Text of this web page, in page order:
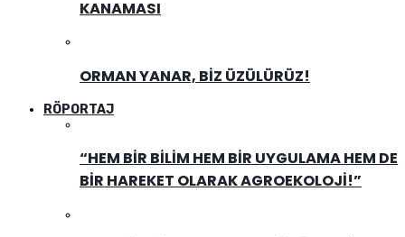
KANAMASI
ORMAN YANAR, BIZ ÜZÜLÜRÜZ!
RÖPORTAJ
“HEM BIR BILIM HEM BIR UYGULAMA HEM DE
BIR HAREKET OLARAK AGROEKOLOJI!”